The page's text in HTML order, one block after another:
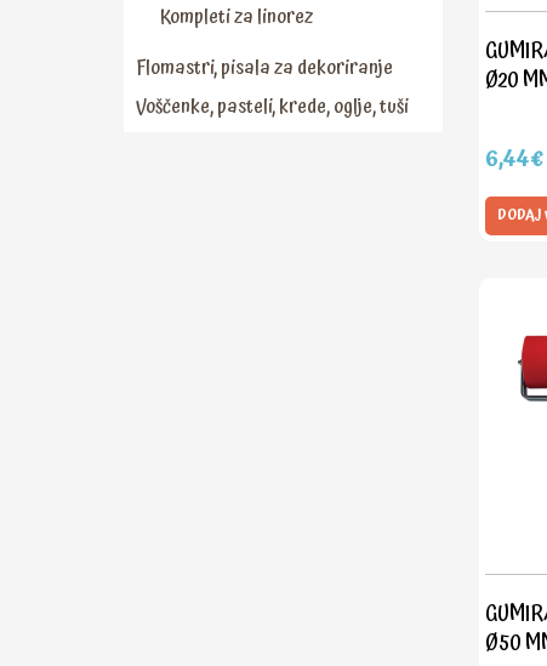
Kompleti za linorez
Flomastri, pisala za dekoriranje
Voščenke, pasteli, krede, oglje, tuši
Ø20
6,44€
DODAJ
Ø50